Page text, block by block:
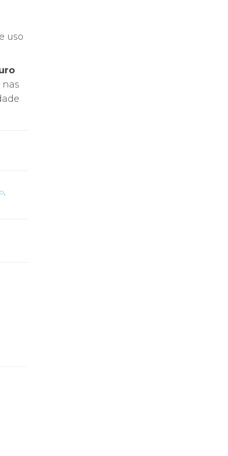
uso
nas
,